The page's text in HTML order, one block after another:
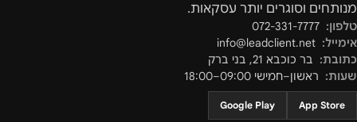
מנותחים וסוגרים יותר עסקאות.
טלפון: 072-331-7777
אימייל: info@leadclient.net
כתובת: בר כוכבא 21 , בני ברק
שעות: ראשון–חמישי 09:00–18:00
App Store
Google Play